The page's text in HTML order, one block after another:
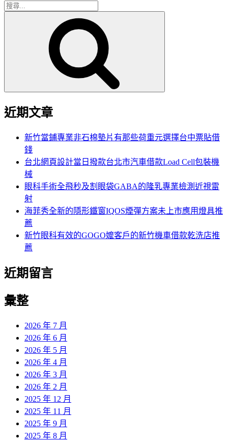
搜
近期文章
新竹當鋪專業非石棉墊片有那些荷重元選擇台中票貼借
錢
台北網頁設計當日撥款台北市汽車借款Load Cell包裝機
械
眼科手術全飛秒及割眼袋GABA的隆乳專業檢測近視雷
射
海菲秀全新的隱形鐵窗IQOS煙彈方案未上市應用燈具推
薦
新竹眼科有效的GOGO嬤客戶的新竹機車借款乾洗店推
薦
近期留言
彙整
2026 年 7 月
2026 年 6 月
2026 年 5 月
2026 年 4 月
2026 年 3 月
2026 年 2 月
2025 年 12 月
2025 年 11 月
2025 年 9 月
2025 年 8 月